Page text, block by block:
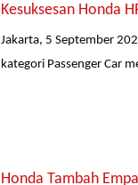
Kesuksesan Honda
Jakarta, 5 September
kategori Passenger Car
Honda Tambah